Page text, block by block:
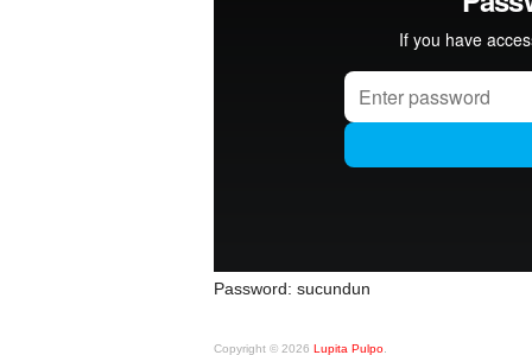
Password: sucundun
Copyright © 2026 Lupita Pulpo